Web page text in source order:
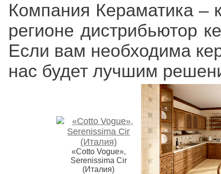
Компания Кераматика –
регионе дистрибьютор
Если вам необходима
нас будет лучшим
«Cotto Vogue»,
Serenissima Cir
(Италия)